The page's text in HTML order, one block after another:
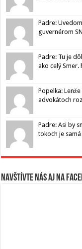
Padre:
guvernérom
Padre: Tu je
ako celý
Popelka:
advokátoch
Padre: Asi by
tokoch je
Navštívte nás aj na